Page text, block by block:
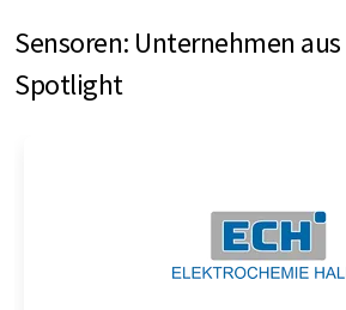
Sensoren: Unternehmen
Spotlight